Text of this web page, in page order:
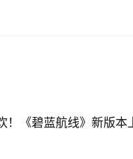
！《碧蓝航线》新版本